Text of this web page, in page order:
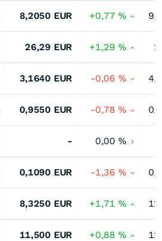
8,2050 EUR +0,77 %
26,29 EUR +1,29 %
3,1640 EUR -0,06 %
0,9550 EUR -0,78 %
- 0,00 %
0,1090 EUR -1,36 %
8,3250 EUR +1,71 %
11,500 EUR +0,88 %